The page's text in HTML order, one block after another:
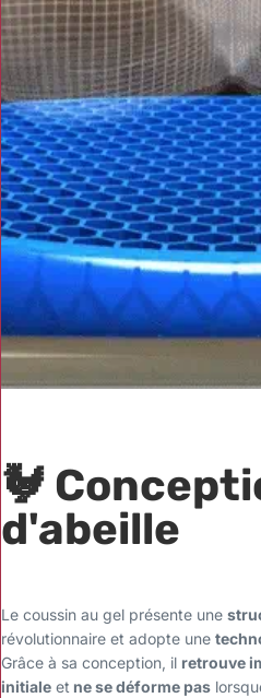
🐓
d'abeille
Le coussin au gel présente une
révolutionnaire et adopte une
Grâce à sa conception, il retrouve
initiale et ne se déforme pas